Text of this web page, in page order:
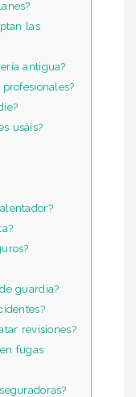
las
antigua?
usáis?
guardia?
revisiones?
fugas